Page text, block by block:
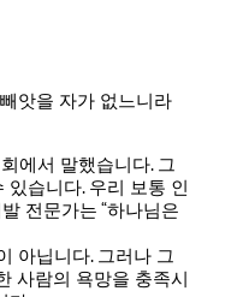
앗을 자가 없느니라
에서 말했습니다. 그
습니다. 우리 보통 인
전문가는 “하나님은
아닙니다. 그러나 그
사람의 욕망을 충족시